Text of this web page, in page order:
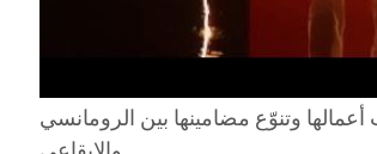
وتنوّع مضامينها بين الرومانسي